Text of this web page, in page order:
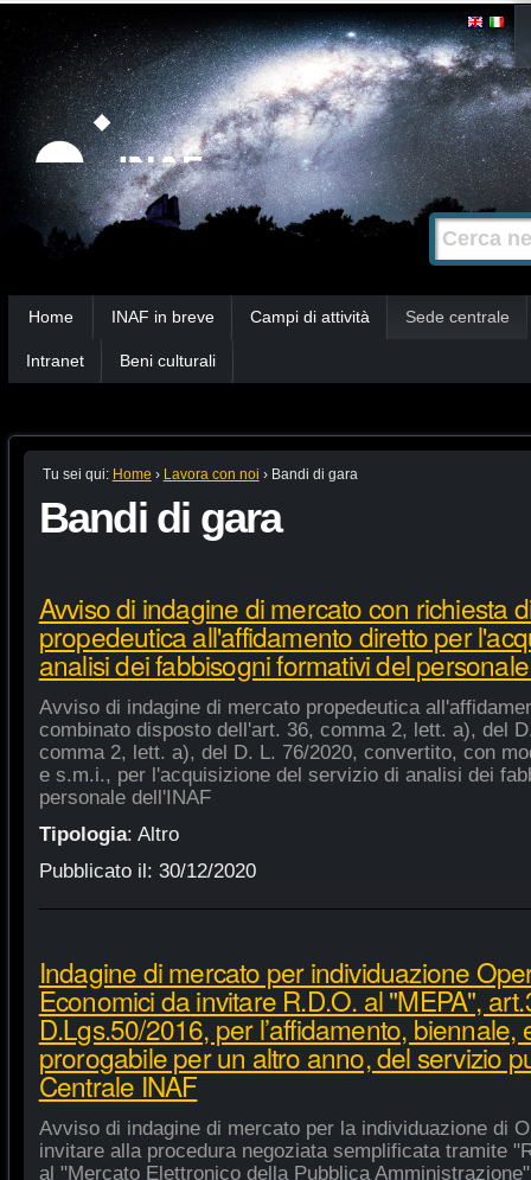
Strumenti
personali
Salta
contenuti.
|
Salta
alla
navigazione
Cerca nel
Ricerca
avanzata…
Home INAF in breve Campi di attività Sede centrale
Intranet Beni culturali
Tu sei qui: Home › Lavora con noi › Bandi di gara
Bandi di gara
Avviso di indagine di mercato con richiesta
propedeutica all'affidamento diretto per
analisi dei fabbisogni formativi del
Avviso di indagine di mercato propedeutica
combinato disposto dell'art. 36, comma 2, lett. a), del
comma 2, lett. a), del D. L. 76/2020, convertito, con
e s.m.i., per l'acquisizione del servizio di analisi dei
personale dell'INAF
Tipologia: Altro
Pubblicato il: 30/12/2020
Indagine di mercato per individuazione
Economici da invitare R.D.O. al "MEPA",
D.Lgs.50/2016, per l’affidamento, biennale,
prorogabile per un altro anno, del servizio
Centrale INAF
Avviso di indagine di mercato per la individuazione di
invitare alla procedura negoziata semplificata tramite
al "Mercato Elettronico della Pubblica